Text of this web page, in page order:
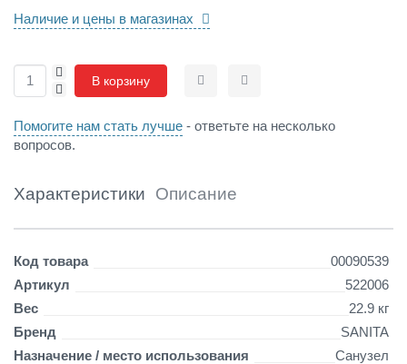
5
5
4
4
5
м
с
ь
д
е
с
т
а
л
Наличие и цены в магазинах
-
+
В корзину СравнитьОтложить
Помогите нам стать лучше - ответьте на несколько
вопросов.
Характеристики Описание
Детали
Код товара
00090539
Артикул
522006
Вес
22.9 кг
Бренд
SANITA
Назначение / место использования
Санузел